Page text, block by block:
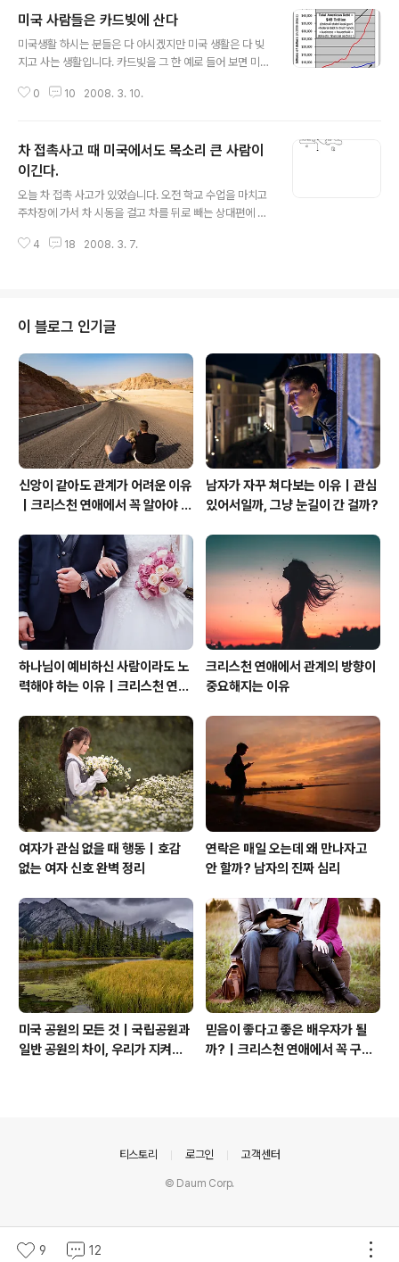
미국 사람들은 카드빚에 산다
미국생활 하시는 분들은 다 아시겠지만 미국 생활은 다 빚
지고 사는 생활입니다. 카드빚을 그 한 예로 들어 보면 미국
이 없을 정도로 카드빚이 엄청납니다. 카드빚 때문에 은행
에 이민을 오신 지 얼마 되지 않았을 때 이야기를 전해 주더
군요. 한국에서 가져온 돈으로 미국에서 콘도를 사서 집을
장만하니 가구를 들여 놓으려고 하니 돈이 당장 없어서 카
드를 통해서 집안 가구를 샀다고 합니다. 처음 카드를 구입
하실 때에 한도액의 제한이 있습니다. 그래서 카드를 몇 개
를 만드셨다고 합니다. 그런 후 가구를 구매를 했는데요. 이
0 10 2008. 3. 10.
차 접촉사고 때 미국에서도 목소리 큰 사람이
이긴다.
오늘 차 접촉 사고가 있었습니다. 오전 학교 수업을 마치고
주차장에 가서 차 시동을 걸고 차를 뒤로 빼는 상대편에 차
동시에 차를 같이 빼내고 있었던 것입니다. 그러다 두 차가
"내가 먼저 차를 빼거는 보지도 않고서 차를 빼시면 어떻해
요!" "차를 뺄때 뒤에는 아무것도 보이지 않았는데요?" 아
줌마 : "보이지 않았다니 무슨말이에요. 내차는 이미 도로
에 나와 있었어서 직진을 할려고 했는데 당신이 못본거라
구요?" 이쯤 하면 아시겠지만 처음 당하는 접속 사고인지
라 어떻게 대처를 하는지도..
4 18 2008. 3. 7.
이 블로그 인기글
신앙이 같아도 관계가 어려운 이유
｜크리스천 연애에서 꼭 알아야 할
남자가 자꾸 쳐다보는 이유｜관심
있어서일까, 그냥 눈길이 간 걸까?
하나님이 예비하신 사람이라도 노
력해야 하는 이유｜크리스천 연애
크리스천 연애에서 관계의 방향이
중요해지는 이유
여자가 관심 없을 때 행동｜호감
없는 여자 신호 완벽 정리
연락은 매일 오는데 왜 만나자고
안 할까? 남자의 진짜 심리
미국 공원의 모든 것｜국립공원과
일반 공원의 차이, 우리가 지켜야
믿음이 좋다고 좋은 배우자가 될
까?｜크리스천 연애에서 꼭 구별
9 12
티스토리 로그인 고객센터
© Daum Corp.